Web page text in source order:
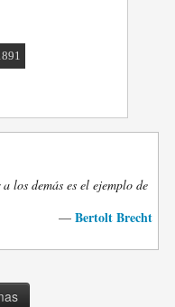
los demás es el ejemplo de
— Bertolt Brecht